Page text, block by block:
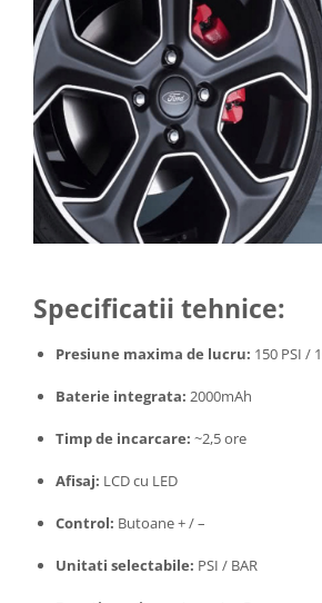
Specificatii tehnice:
Presiune maxima de lucru: 150 PSI /
Baterie integrata: 2000mAh
Timp de incarcare: ~2,5 ore
Afisaj: LCD cu LED
Control: Butoane + / –
Unitati selectabile: PSI / BAR